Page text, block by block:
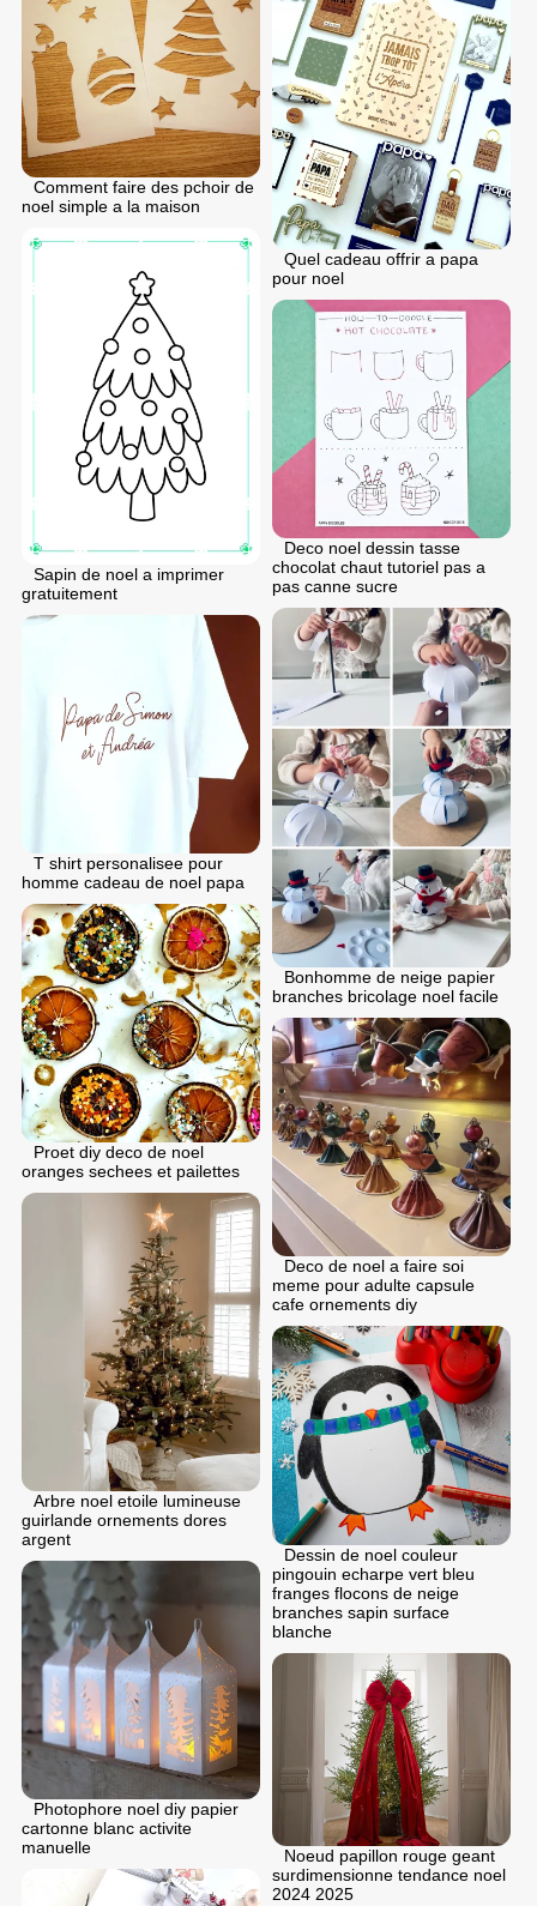
Comment faire des pchoir de
noel simple a la maison
Quel cadeau offrir a papa
pour noel
Sapin de noel a imprimer
gratuitement
Deco noel dessin tasse
chocolat chaut tutoriel pas a
pas canne sucre
Bonhomme de neige papier
branches bricolage noel facile
T shirt personalisee pour
homme cadeau de noel papa
Proet diy deco de noel
oranges sechees et pailettes
Deco de noel a faire soi
meme pour adulte capsule
cafe ornements diy
Arbre noel etoile lumineuse
guirlande ornements dores
argent
Dessin de noel couleur
pingouin echarpe vert bleu
franges flocons de neige
branches sapin surface
blanche
Photophore noel diy papier
cartonne blanc activite
manuelle
Noeud papillon rouge geant
surdimensionne tendance noel
2024 2025